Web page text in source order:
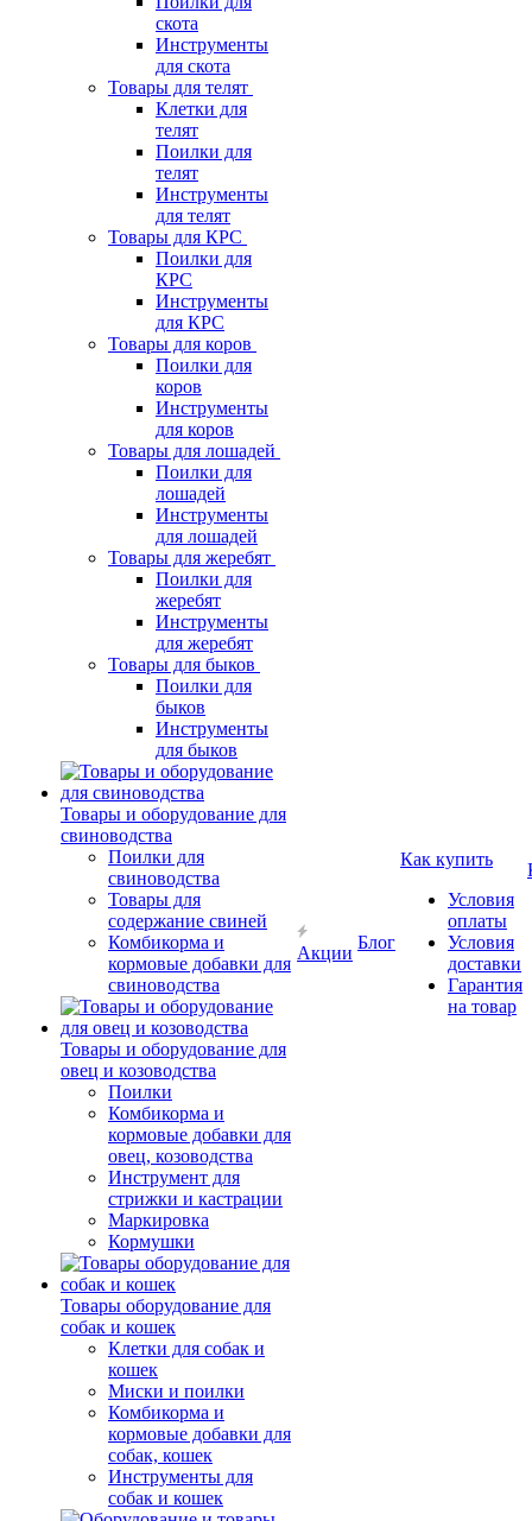
скота
Инструменты
для скота
Товары для телят
Клетки для
телят
Поилки для
телят
Инструменты
для телят
Товары для КРС
Поилки для
КРС
Инструменты
для КРС
Товары для коров
Поилки для
коров
Инструменты
для коров
Товары для лошадей
Поилки для
лошадей
Инструменты
для лошадей
Товары для жеребят
Поилки для
жеребят
Инструменты
для жеребят
Товары для быков
Поилки для
быков
Инструменты
для быков
Товары и оборудование для
свиноводства
Поилки для
свиноводства
Товары для
содержание свиней
Комбикорма и
кормовые добавки для
свиноводства
Товары и оборудование для
овец и козоводства
Поилки
Комбикорма и
кормовые добавки для
овец, козоводства
Инструмент для
стрижки и кастрации
Маркировка
Кормушки
Товары оборудование для
собак и кошек
Клетки для собак и
кошек
Миски и поилки
Комбикорма и
кормовые добавки для
собак, кошек
Инструменты для
собак и кошек
Акции
Блог
Как купить
Условия
оплаты
Условия
доставки
Гарантия
на товар